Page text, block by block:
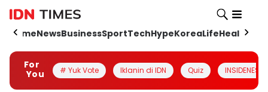
HomeNewsBusinessSportTechHypeKoreaLifeHealth
For
You
# Yuk Vote Iklanin di IDN Quiz INSIDENESIA